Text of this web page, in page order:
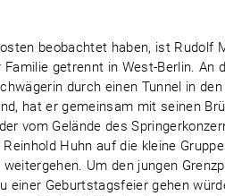
beobachtet haben, ist Rudolf
getrennt in West-Berlin.
durch einen Tunnel in
hat er gemeinsam mit seinen
vom Gelände des
Reinhold Huhn auf die kleine
Um den jungen
einer Geburtstagsfeier gehen